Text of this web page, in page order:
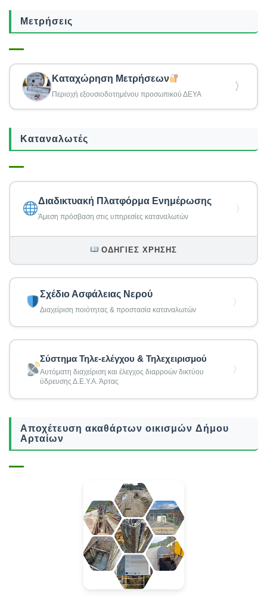
Μετρήσεις
Καταχώρηση Μετρήσεων
Περιοχή εξουσιοδοτημένου προσωπικού ΔΕΥΑ
〉
Καταναλωτές
Διαδικτυακή Πλατφόρμα Ενημέρωσης
Άμεση πρόσβαση στις υπηρεσίες καταναλωτών
〉
ΟΔΗΓΊΕΣ ΧΡΉΣΗΣ
Σχέδιο Ασφάλειας Νερού
Διαχείριση ποιότητας & προστασία καταναλωτών
〉
Σύστημα Τηλε-ελέγχου & Τηλεχειρισμού
Αυτόματη διαχείριση και έλεγχος διαρροών δικτύου
ύδρευσης Δ.Ε.Υ.Α. Άρτας
〉
Αποχέτευση ακαθάρτων οικισμών Δήμου
Αρταίων